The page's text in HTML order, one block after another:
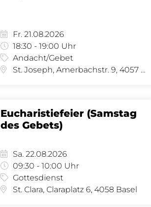
Fr. 21.08.2026
18:30 - 19:00 Uhr
Andacht/Gebet
St. Joseph, Amerbachstr. 9, 4057 Basel
Eucharistiefeier (Samstag
des Gebets)
Sa. 22.08.2026
09:30 - 10:00 Uhr
Gottesdienst
St. Clara, Claraplatz 6, 4058 Basel